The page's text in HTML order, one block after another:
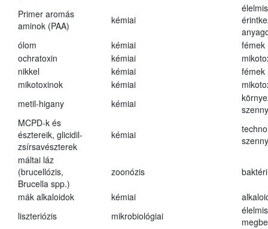
Primer aromás
aminok (PAA)
kémiai
ólom
kémiai
fémek
ochratoxin
kémiai
nikkel
kémiai
fémek
mikotoxinok
kémiai
metil-higany
kémiai
MCPD-k és
észtereik, glicidil-
zsírsavészterek
kémiai
máltai láz
(brucellózis,
Brucella spp.)
zoonózis
mák alkaloidok kémiai
liszteriózis
mikrobiológiai